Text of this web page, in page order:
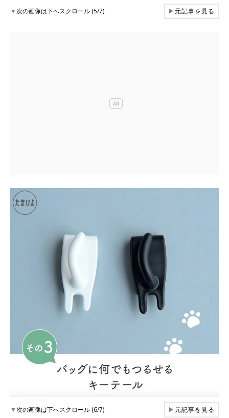
▼次の画像は下へスクロール (5/7) ▶元記事を見る
▼次の画像は下へスクロール (6/7) ▶元記事を見る